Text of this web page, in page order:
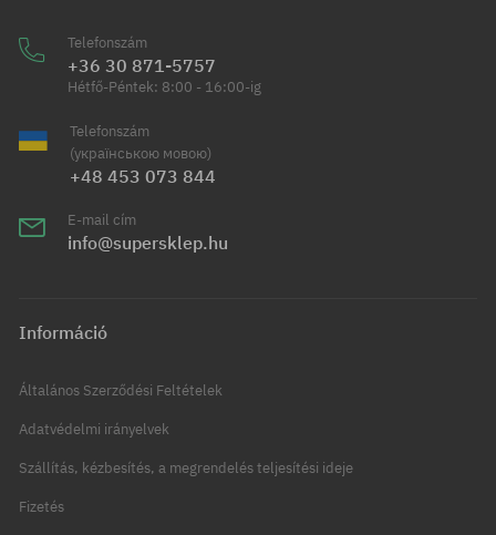
Telefonszám
+36 30 871-5757
Hétfő-Péntek: 8:00 - 16:00-ig
Telefonszám
(українською мовою)
+48 453 073 844
E-mail cím
info@supersklep.hu
Információ
Általános Szerződési Feltételek
Adatvédelmi irányelvek
Szállítás, kézbesítés, a megrendelés teljesítési ideje
Fizetés